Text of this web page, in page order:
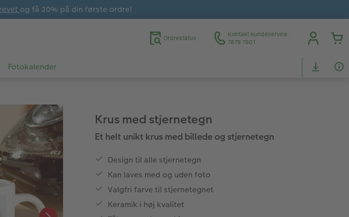
og få 20% på din første ordre!
Ordrestatus
Kontakt kundeservice:
7879 7801
Fotokalender
Krus med stjernetegn
Et helt unikt krus med billede og stjernetegn
Design til alle stjernetegn
Kan laves med og uden foto
Valgfri farve til stjernetegnet
Keramik i høj kvalitet